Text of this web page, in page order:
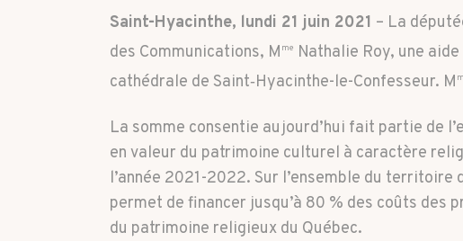
Saint-Hyacinthe, lundi 21 juin 2021 – La
des Communications, M me
Nathalie Roy, une
cathédrale de Saint‑Hyacinthe-le-Confesseur. M
La somme consentie aujourd’hui fait partie de
en valeur du patrimoine culturel à caractère
l’année 2021-2022. Sur l’ensemble du
permet de financer jusqu’à 80 % des coûts des
du patrimoine religieux du Québec.